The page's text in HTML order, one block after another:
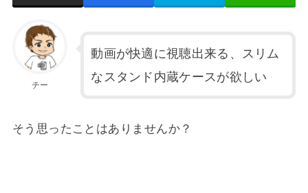
チー
動画が快適に視聴出来る、スリム
なスタンド内蔵ケースが欲しい
そう思ったことはありませんか？